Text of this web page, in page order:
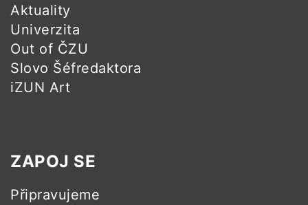
Aktuality
Univerzita
Out of ČZU
Slovo Šéfredaktora
iZUN Art
ZAPOJ SE
Připravujeme